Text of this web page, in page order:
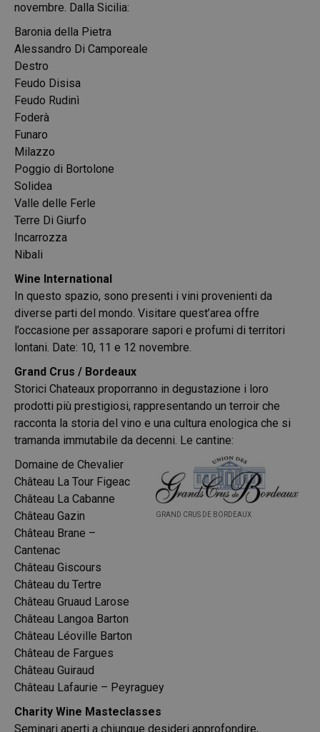
novembre. Dalla Sicilia:
Baronia della Pietra
Alessandro Di Camporeale
Destro
Feudo Disisa
Feudo Rudinì
Foderà
Funaro
Milazzo
Poggio di Bortolone
Solidea
Valle delle Ferle
Terre Di Giurfo
Incarrozza
Nibali
Wine International
In questo spazio, sono presenti i vini provenienti da
diverse parti del mondo. Visitare quest’area offre
l’occasione per assaporare sapori e profumi di territori
lontani. Date: 10, 11 e 12 novembre.
Grand Crus / Bordeaux
Storici Chateaux proporranno in degustazione i loro
prodotti più prestigiosi, rappresentando un terroir che
racconta la storia del vino e una cultura enologica che si
tramanda immutabile da decenni. Le cantine:
GRAND CRUS DE BORDEAUX
Domaine de Chevalier
Château La Tour Figeac
Château La Cabanne
Château Gazin
Château Brane –
Cantenac
Château Giscours
Château du Tertre
Château Gruaud Larose
Château Langoa Barton
Château Léoville Barton
Château de Fargues
Château Guiraud
Château Lafaurie – Peyraguey
Charity Wine Masteclasses
Seminari aperti a chiunque desideri approfondire,